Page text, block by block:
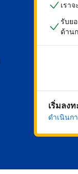
เรา
รับย
ด้าน
เริ่มลง
ดำเนินก